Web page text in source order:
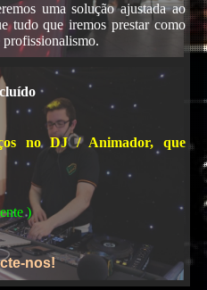
uma solução ajustada ao
tudo que iremos prestar como
no DJ / Animador, que
)
nos!